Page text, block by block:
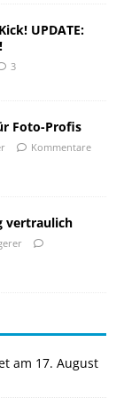
UPDATE:
3
Foto-Profis
Kommentare
vertraulich
am 17. August